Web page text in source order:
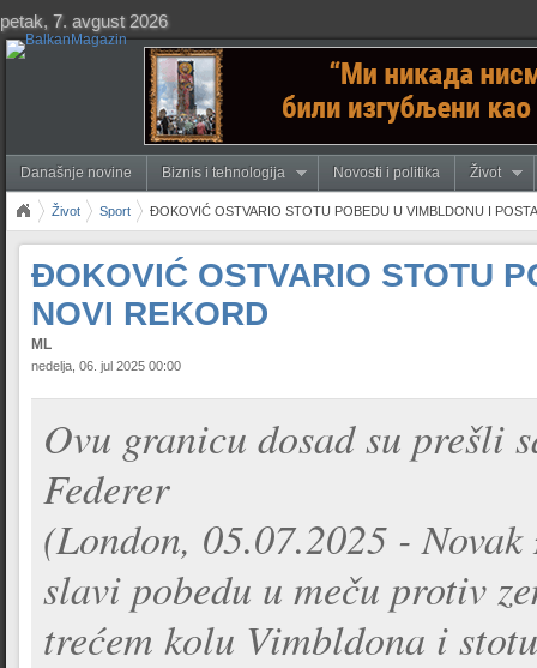
petak, 7. avgust 2026
Današnje novine Biznis i tehnologija Novosti i politika Život
Život Sport ĐOKOVIĆ OSTVARIO STOTU POBEDU U VIMBLDONU I
ĐOKOVIĆ OSTVARIO STOTU
NOVI REKORD
ML
nedelja, 06. jul 2025 00:00
Ovu granicu dosad su prešli
Federer
(London, 05.07.2025 -
slavi pobedu u meču protiv
trećem kolu Vimbldona i